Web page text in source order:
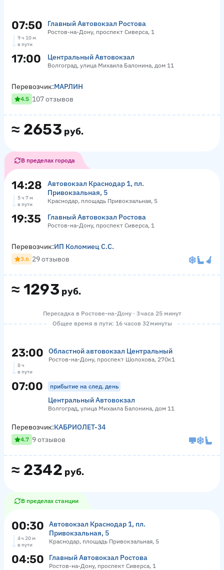
07:50 Главный Автовокзал Ростова
Ростов-на-Дону, проспект Сиверса, 1
9 ч 10 м
в пути
17:00 Центральный Автовокзал
Волгоград, улица Михаила Балонина, дом 11
≈ 2653 руб.
Перевозчик:МАРЛИН
4.5 107 отзывов
В пределах города
14:28
Автовокзал Краснодар 1, пл.
Привокзальная, 5
Краснодар, площадь Привокзальная, 5
5 ч 7 м
в пути
19:35 Главный Автовокзал Ростова
Ростов-на-Дону, проспект Сиверса, 1
≈ 1293 руб.
Перевозчик:ИП Коломиец С.С.
3.6 29 отзывов
Пересадка в Ростове-на-Дону · 3 часа 25 минут
Общее время в пути: 16 часов 32 минуты
23:00 Областной автовокзал Центральный
Ростов-на-Дону, проспект Шолохова, 270к1
8 ч
в пути
07:00 прибытие на след. день
Центральный Автовокзал
Волгоград, улица Михаила Балонина, дом 11
≈ 2342 руб.
Перевозчик:КАБРИОЛЕТ-34
4.7 9 отзывов
В пределах станции
00:30
Автовокзал Краснодар 1, пл.
Привокзальная, 5
Краснодар, площадь Привокзальная, 5
4 ч 20 м
в пути
04:50 Главный Автовокзал Ростова
Ростов-на-Дону, проспект Сиверса, 1